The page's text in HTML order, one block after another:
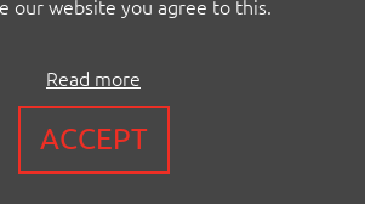
our website you agree to this.
Read more
ACCEPT